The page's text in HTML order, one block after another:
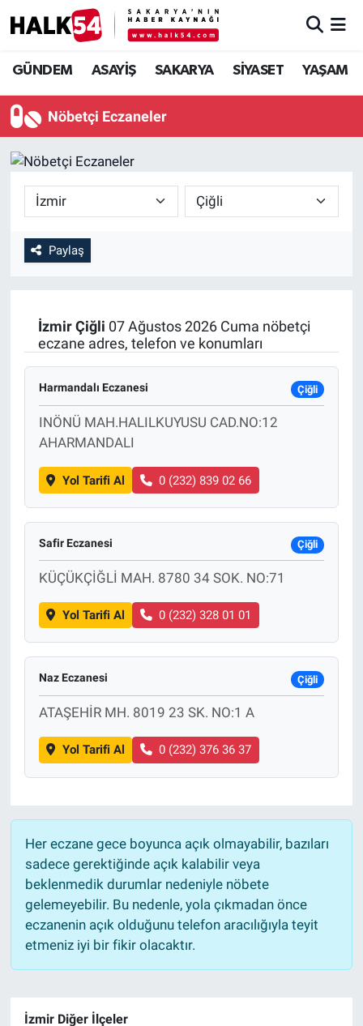
GÜNDEM ASAYİŞ SAKARYA SİYASET YAŞAM
Nöbetçi Eczaneler
Paylaş
İzmir Çiğli 07 Ağustos 2026 Cuma nöbetçi
eczane adres, telefon ve konumları
Harmandalı Eczanesi Çiğli
INÖNÜ MAH.HALILKUYUSU CAD.NO:12
AHARMANDALI
Yol Tarifi Al 0 (232) 839 02 66
Safir Eczanesi Çiğli
KÜÇÜKÇİĞLİ MAH. 8780 34 SOK. NO:71
Yol Tarifi Al 0 (232) 328 01 01
Naz Eczanesi Çiğli
ATAŞEHİR MH. 8019 23 SK. NO:1 A
Yol Tarifi Al 0 (232) 376 36 37
Her eczane gece boyunca açık olmayabilir, bazıları
sadece gerektiğinde açık kalabilir veya
beklenmedik durumlar nedeniyle nöbete
gelemeyebilir. Bu nedenle, yola çıkmadan önce
eczanenin açık olduğunu telefon aracılığıyla teyit
etmeniz iyi bir fikir olacaktır.
İzmir Diğer İlçeler
GÜNDEM
SAKARYA
SPOR
EĞİTİM
MAGAZİN
ÖZEL HABER
Adapazarı Nöbetçi Eczaneler
Süper Lig Puan Durumu ve Fikstür